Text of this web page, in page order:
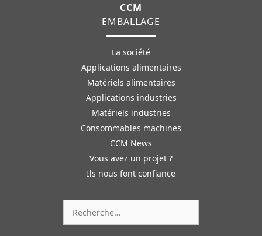
CCM
EMBALLAGE
La société
Applications alimentaires
Matériels alimentaires
Applications industries
Matériels industries
Consommables machines
CCM News
Vous avez un projet ?
Ils nous font confiance